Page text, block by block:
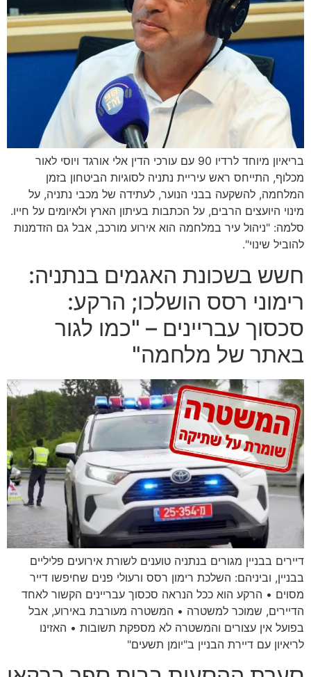
בריאיון מיוחד לרדיו 90 עם עורכי הדין אלי אורגד ויוסי לאור
מכלוף, התייחס ראש עיריית נתניה לסוגיות הביטחון בזמן
המלחמה, להשקעה בבני הנוער, לעתידה של מכבי נתניה, על
מינוי היועצים הרבים, על הכתבות בעיתון הארץ ולאיומים על חייו.
סלמה: "ניהול עיר במלחמה הוא אירוע מורכב, אבל גם הזדמנות
להוביל שינוי".
חשש בשכונת האגמים בנתניה:
רימוני רסס הושלכו; הרקע:
סכסוך עבריינים – "כמו לגור
באתר של מלחמה"
דיירים בבניין מגורים בנתניה טוענים לשורת אירועים פליליים
בבניין, וביניהם: השלכת רימון רסס ורעולי פנים שחיפשו דייר
מסוים • הרקע הוא ככל הנראה סכסוך עבריינים הקשור לאחד
הדיירים, שמוכר למשטרה • המשטרה מעורבת באירוע, אבל
בפועל אין עצורים והמשטרה לא מספקת תשובות • האזינו
לריאיון עם דיירת הבניין ב"יומן תשעים"